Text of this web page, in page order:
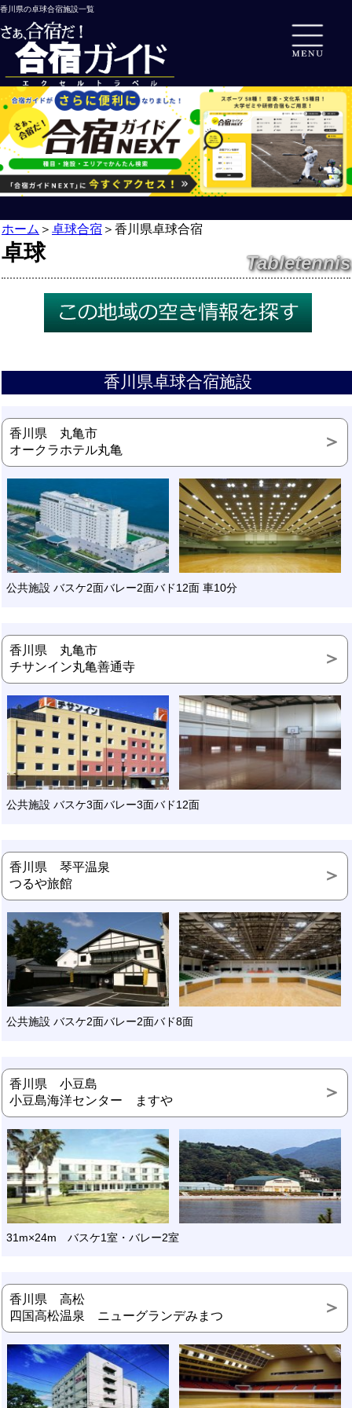
香川県の卓球合宿施設一覧
ホーム ＞ 卓球合宿 ＞ 香川県卓球合宿
卓球 Tabletennis
香川県卓球合宿施設
香川県 丸亀市
オークラホテル丸亀
公共施設 バスケ2面バレー2面バド12面 車10分
香川県 丸亀市
チサンイン丸亀善通寺
公共施設 バスケ3面バレー3面バド12面
香川県 琴平温泉
つるや旅館
公共施設 バスケ2面バレー2面バド8面
香川県 小豆島
小豆島海洋センター ますや
31m×24m バスケ1室・バレー2室
香川県 高松
四国高松温泉 ニューグランデみまつ